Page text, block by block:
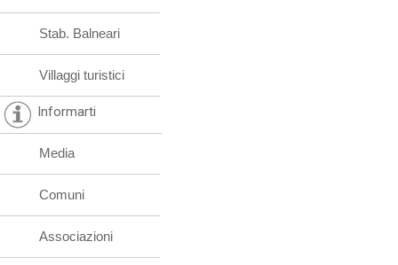
Stab. Balneari
Villaggi turistici
Informarti
Media
Comuni
Associazioni